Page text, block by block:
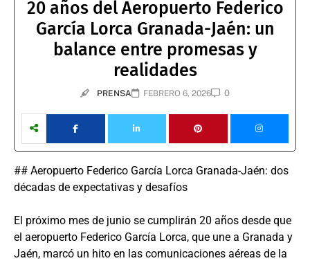
20 años del Aeropuerto Federico
García Lorca Granada-Jaén: un
balance entre promesas y
realidades
PRENSA FEBRERO 6, 2026 0
## Aeropuerto Federico García Lorca Granada-Jaén: dos
décadas de expectativas y desafíos
El próximo mes de junio se cumplirán 20 años desde que
el aeropuerto Federico García Lorca, que une a Granada y
Jaén, marcó un hito en las comunicaciones aéreas de la